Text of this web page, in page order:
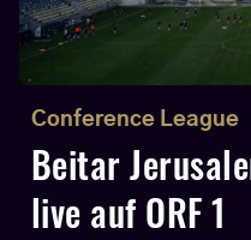
Conference League
Beitar
live auf ORF 1